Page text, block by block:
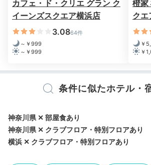
チェックアウトは11時。あらかじめ清
おく「オフピークチェックアウト」を
ードキーを2階ロビースタッフに返却
できますよ。
kohacha__n1
カフェ・ド・クリエ グラン ク
イーンズスクエア横浜店
3.0864件
～￥999
～￥999
橙家
クエ
￥
￥
条件に似たホテル・
神奈川県 ✕ 部屋食あり
神奈川県 ✕ クラブフロア・特別フロアあり
横浜 ✕ クラブフロア・特別フロアあり